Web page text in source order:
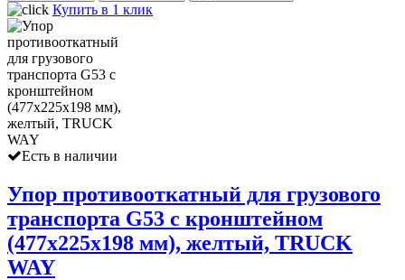
Купить в 1 клик
Есть в наличии
Упор противооткатный для грузового
транспорта G53 с кронштейном
(477х225х198 мм), желтый, TRUCK
WAY